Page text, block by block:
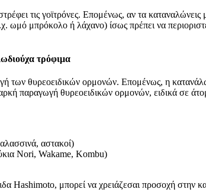
τις γοϊτρόνες. Επομένως, αν τα
μπρόκολο ή λάχανο) ίσως πρέπει να
τρόφιμα
των θυρεοειδικών ορμονών. Επομένως, η
παραγωγή θυρεοειδικών ορμονών, ειδικά σε
αστακοί)
Nori, Wakame, Kombu)
Hashimoto, μπορεί να χρειάζεσαι προσοχή